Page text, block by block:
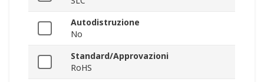
Autodistruzione
No
Standard/Approvazioni
RoHS